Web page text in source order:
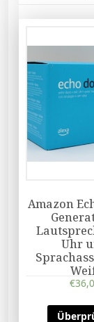
Amazon
Uhr
€